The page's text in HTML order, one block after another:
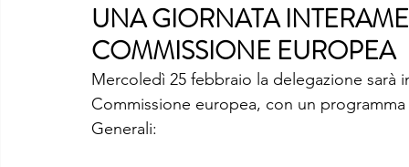
UNA GIORNATA
COMMISSIONE EUROPEA
Mercoledì 25 febbraio la delegazione sarà
Commissione europea, con un
Generali: